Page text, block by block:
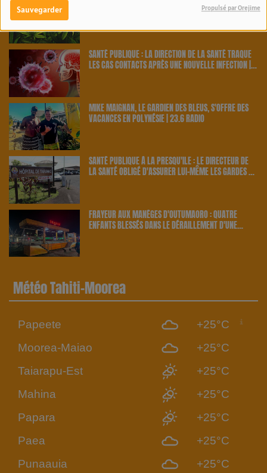
Sauvegarder Propulsé par Orejime
AGRICULTEURS ET CINQ VARIÉTÉS OFFICIELLEMENT
SANTÉ PUBLIQUE : LA DIRECTION DE LA SANTÉ TRAQUE
LES CAS CONTACTS APRÈS UNE NOUVELLE INFECTION |
MIKE MAIGNAN, LE GARDIEN DES BLEUS, S'OFFRE DES
VACANCES EN POLYNÉSIE | 23.6 RADIO
SANTÉ PUBLIQUE À LA PRESQU'ÎLE : LE DIRECTEUR DE
LA SANTÉ OBLIGÉ D'ASSURER LUI-MÊME LES GARDES À
FRAYEUR AUX MANÈGES D'OUTUMAORO : QUATRE
ENFANTS BLESSÉS DANS LE DÉRAILLEMENT D'UNE
Météo Tahiti-Moorea
Papeete
+25°C
Moorea-Maiao
+25°C
Taiarapu-Est
+25°C
Mahina
+25°C
Papara
+25°C
Paea
+25°C
Punaauia
+25°C